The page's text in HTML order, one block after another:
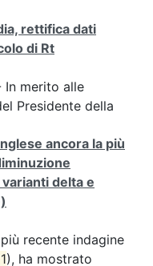
rettifica dati
di Rt
In merito alle
Presidente della
ancora la più
delta e
recente indagine
), ha mostrato